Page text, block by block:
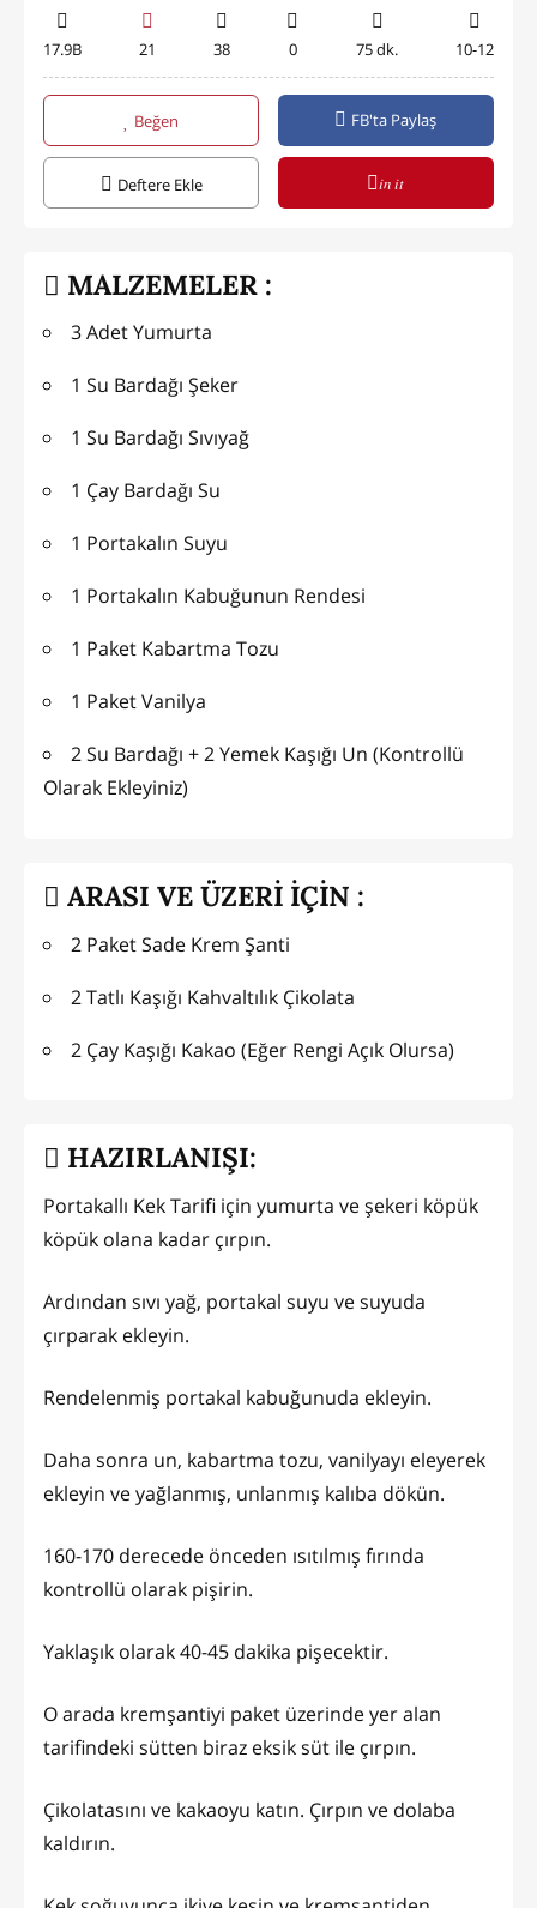
17.9B 21 38 0 75 dk. 10-12
Beğen FB'ta Paylaş
Deftere Ekle in it
MALZEMELER :
3 Adet Yumurta
1 Su Bardağı Şeker
1 Su Bardağı Sıvıyağ
1 Çay Bardağı Su
1 Portakalın Suyu
1 Portakalın Kabuğunun Rendesi
1 Paket Kabartma Tozu
1 Paket Vanilya
2 Su Bardağı + 2 Yemek Kaşığı Un (Kontrollü
Olarak Ekleyiniz)
ARASI VE ÜZERİ İÇİN :
2 Paket Sade Krem Şanti
2 Tatlı Kaşığı Kahvaltılık Çikolata
2 Çay Kaşığı Kakao (Eğer Rengi Açık Olursa)
HAZIRLANIŞI:
Portakallı Kek Tarifi için yumurta ve şekeri köpük
köpük olana kadar çırpın.
Ardından sıvı yağ, portakal suyu ve suyuda
çırparak ekleyin.
Rendelenmiş portakal kabuğunuda ekleyin.
Daha sonra un, kabartma tozu, vanilyayı eleyerek
ekleyin ve yağlanmış, unlanmış kalıba dökün.
160-170 derecede önceden ısıtılmış fırında
kontrollü olarak pişirin.
Yaklaşık olarak 40-45 dakika pişecektir.
O arada kremşantiyi paket üzerinde yer alan
tarifindeki sütten biraz eksik süt ile çırpın.
Çikolatasını ve kakaoyu katın. Çırpın ve dolaba
kaldırın.